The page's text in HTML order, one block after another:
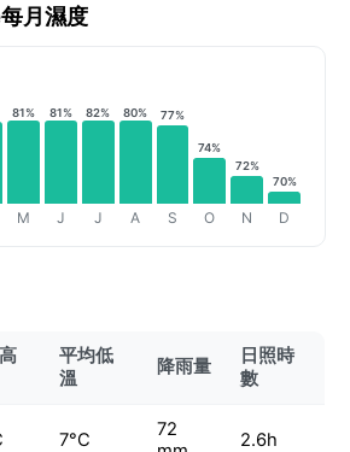
月濕度
81%
M
81%
J
82%
J
80%
A
77%
S
74%
O
72%
N
70%
D
平均低
溫
降雨量
日照時
數
7°C
72
2.6h